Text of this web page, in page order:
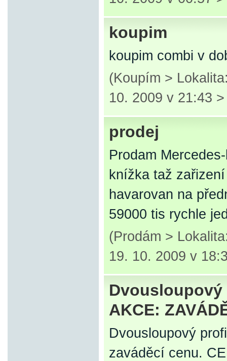
koupim
koupim combi v
(Koupím >
10. 2009 v 21:43
prodej
Prodam
knížka taž
havarovan na
59000 tis rychle
(Prodám >
19. 10. 2009 v
Dvousloupový
AKCE:
Dvousloupový
zaváděcí cenu.